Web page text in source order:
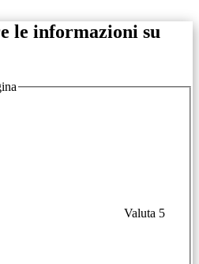
le informazioni su
Valuta 5